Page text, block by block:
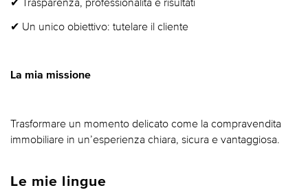
✔ Un unico obiettivo: tutelare il cliente
La mia missione
Trasformare un momento delicato come la compravendita
immobiliare in un’esperienza chiara, sicura e vantaggiosa.
Le mie lingue